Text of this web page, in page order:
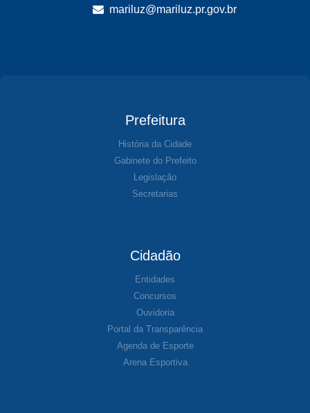
mariluz@mariluz.pr.gov.br
Prefeitura
História da Cidade
Gabinete do Prefeito
Legislação
Secretarias
Cidadão
Entidades
Concursos
Ouvidoria
Portal da Transparência
Agenda de Esporte
Arena Esportiva